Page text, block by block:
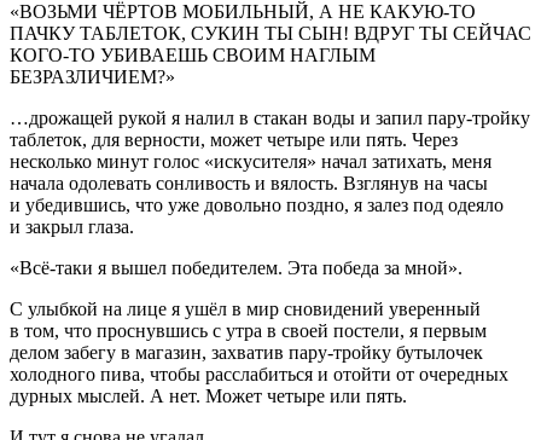
«ВОЗЬМИ ЧЁРТОВ МОБИЛЬНЫЙ, А НЕ КАКУЮ-ТО
ПАЧКУ ТАБЛЕТОК, СУКИН ТЫ СЫН! ВДРУГ ТЫ СЕЙЧАС
КОГО-ТО УБИВАЕШЬ СВОИМ НАГЛЫМ
БЕЗРАЗЛИЧИЕМ?»
…дрожащей рукой я налил в стакан воды и запил пару-тройку
таблеток, для верности, может четыре или пять. Через
несколько минут голос «искусителя» начал затихать, меня
начала одолевать сонливость и вялость. Взглянув на часы
и убедившись, что уже довольно поздно, я залез под одеяло
и закрыл глаза.
«Всё-таки я вышел победителем. Эта победа за мной».
С улыбкой на лице я ушёл в мир сновидений уверенный
в том, что проснувшись с утра в своей постели, я первым
делом забегу в магазин, захватив пару-тройку бутылочек
холодного пива, чтобы расслабиться и отойти от очередных
дурных мыслей. А нет. Может четыре или пять.